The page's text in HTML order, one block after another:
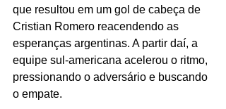
que resultou em um gol de cabeça de
Cristian Romero reacendendo as
esperanças argentinas. A partir daí, a
equipe sul-americana acelerou o ritmo,
pressionando o adversário e buscando
o empate.